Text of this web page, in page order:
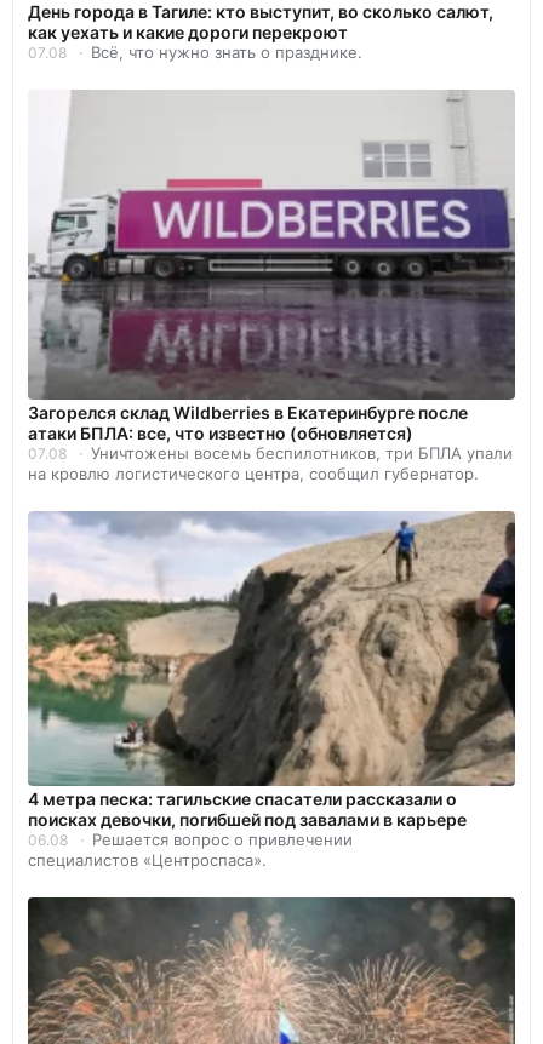
День города в Тагиле: кто выступит, во сколько салют,
как уехать и какие дороги перекроют
07.08 Всё, что нужно знать о празднике.
Загорелся склад Wildberries в Екатеринбурге после
атаки БПЛА: все, что известно (обновляется)
07.08
Уничтожены восемь беспилотников, три БПЛА упали
на кровлю логистического центра, сообщил губернатор.
4 метра песка: тагильские спасатели рассказали о
поисках девочки, погибшей под завалами в карьере
06.08
Решается вопрос о привлечении
специалистов «Центроспаса».